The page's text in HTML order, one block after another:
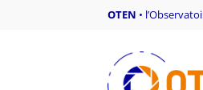
OTEN •